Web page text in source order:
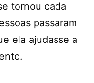
tornou cada
passaram
ela ajudasse a